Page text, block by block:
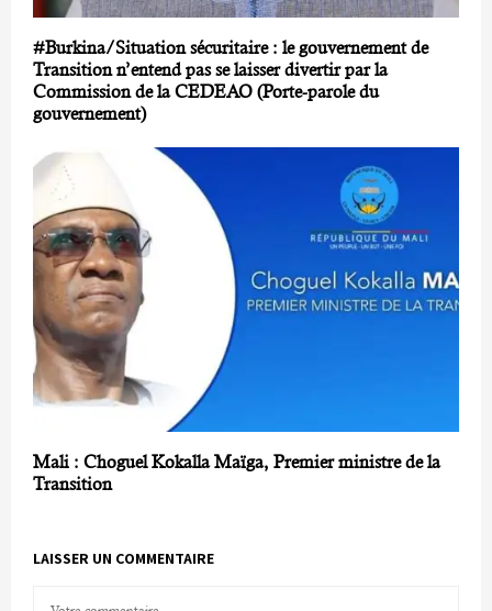
#Burkina/Situation sécuritaire : le gouvernement de
Transition n’entend pas se laisser divertir par la
Commission de la CEDEAO (Porte-parole du
gouvernement)
Mali : Choguel Kokalla Maïga, Premier ministre de la
Transition
LAISSER UN COMMENTAIRE